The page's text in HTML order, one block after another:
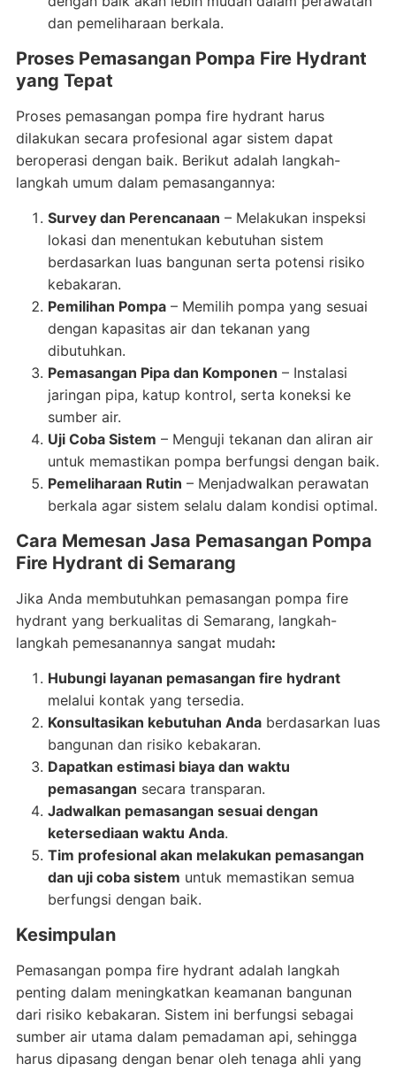
dan pemeliharaan berkala.
Proses Pemasangan Pompa Fire Hydrant
yang Tepat
Proses pemasangan pompa fire hydrant harus
dilakukan secara profesional agar sistem dapat
beroperasi dengan baik. Berikut adalah langkah-
langkah umum dalam pemasangannya:
Survey dan Perencanaan – Melakukan inspeksi
lokasi dan menentukan kebutuhan sistem
berdasarkan luas bangunan serta potensi risiko
kebakaran.
Pemilihan Pompa– Memilih pompa yang sesuai
dengan kapasitas air dan tekanan yang
dibutuhkan.
Pemasangan Pipa dan Komponen – Instalasi
jaringan pipa, katup kontrol, serta koneksi ke
sumber air.
Uji Coba Sistem – Menguji tekanan dan aliran air
untuk memastikan pompa berfungsi dengan baik.
Pemeliharaan Rutin – Menjadwalkan perawatan
berkala agar sistem selalu dalam kondisi optimal.
Cara Memesan Jasa Pemasangan Pompa
Fire Hydrant di Semarang
Jika Anda membutuhkan pemasangan pompa fire
hydrant yang berkualitas di Semarang, langkah-
langkah pemesanannya sangat mudah:
Hubungi layanan pemasangan fire hydrant
melalui kontak yang tersedia.
Konsultasikan kebutuhan Andaberdasarkan luas
bangunan dan risiko kebakaran.
Dapatkan estimasi biaya dan waktu
pemasangan secara transparan.
Jadwalkan pemasangan sesuai dengan
ketersediaan waktu Anda.
Tim profesional akan melakukan pemasangan
dan uji coba sistem untuk memastikan semua
berfungsi dengan baik.
Kesimpulan
Pemasangan pompa fire hydrant adalah langkah
penting dalam meningkatkan keamanan bangunan
dari risiko kebakaran. Sistem ini berfungsi sebagai
sumber air utama dalam pemadaman api, sehingga
harus dipasang dengan benar oleh tenaga ahli yang